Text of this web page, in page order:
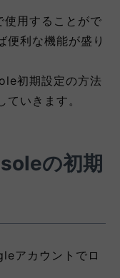
用することがで
便利な機能が盛り
初期設定の方法
いきます。
の初期
アカウントでロ